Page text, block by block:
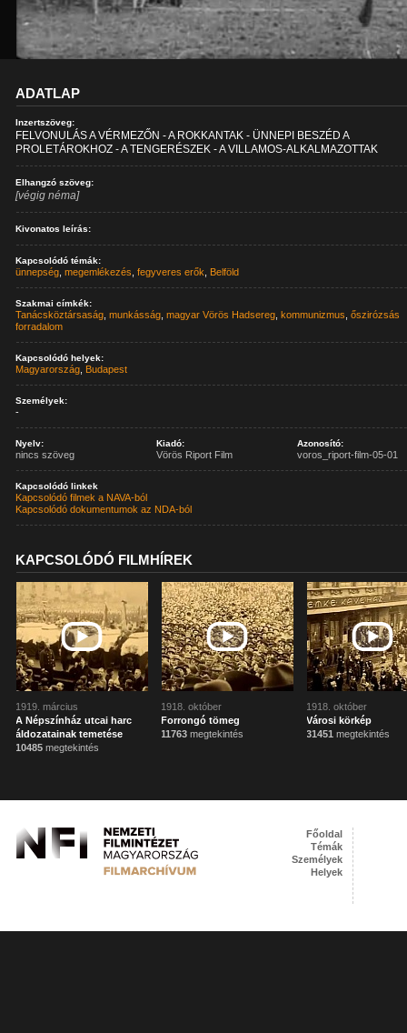
ADATLAP
Inzertszöveg:
FELVONULÁS A VÉRMEZŐN - A ROKKANTAK - ÜNNEPI BESZÉD A
PROLETÁROKHOZ - A TENGERÉSZEK - A VILLAMOS-ALKALMAZOTTAK
Elhangzó szöveg:
[végig néma]
Kivonatos leírás:
Kapcsolódó témák:
ünnepség ,megemlékezés ,fegyveres erők Belföld
Szakmai címkék:
Tanácsköztársaság ,munkásság ,magyar Vörös Hadsereg ,kommunizmus ,őszirózsás
forradalom
Kapcsolódó helyek:
Magyarország Budapest
Személyek:
-
Nyelv:
nincs szöveg
Kiadó:
Vörös Riport Film
Azonosító:
voros_riport-film-05-01
Kapcsolódó linkek
Kapcsolódó filmek a NAVA-ból
Kapcsolódó dokumentumok az NDA-ból
KAPCSOLÓDÓ FILMHÍREK
1919. március
A Népszínház utcai harc
áldozatainak temetése
10485 megtekintés
1918. október
Forrongó tömeg
11763 megtekintés
1918. október
Városi körkép
31451 megtekintés
Főoldal
Témák
Személyek
Helyek